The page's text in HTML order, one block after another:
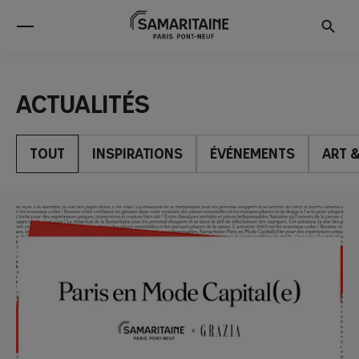
Actualités
TOUT INSPIRATIONS ÉVÉNEMENTS ART